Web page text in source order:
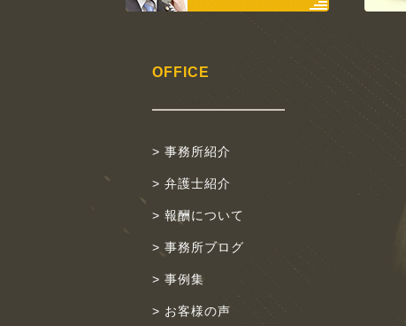
OFFICE
> 事務所紹介
> 弁護士紹介
> 報酬について
> 事務所ブログ
> 事例集
> お客様の声